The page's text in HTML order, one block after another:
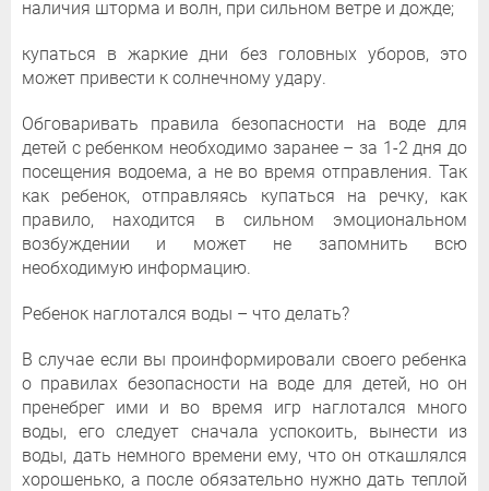
наличия шторма и волн, при сильном ветре и дожде;
купаться в жаркие дни без головных уборов, это
может привести к солнечному удару.
Обговаривать правила безопасности на воде для
детей с ребенком необходимо заранее – за 1-2 дня до
посещения водоема, а не во время отправления. Так
как ребенок, отправляясь купаться на речку, как
правило, находится в сильном эмоциональном
возбуждении и может не запомнить всю
необходимую информацию.
Ребенок наглотался воды – что делать?
В случае если вы проинформировали своего ребенка
о правилах безопасности на воде для детей, но он
пренебрег ими и во время игр наглотался много
воды, его следует сначала успокоить, вынести из
воды, дать немного времени ему, что он откашлялся
хорошенько, а после обязательно нужно дать теплой